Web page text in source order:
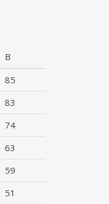
Β
85
83
74
63
59
51